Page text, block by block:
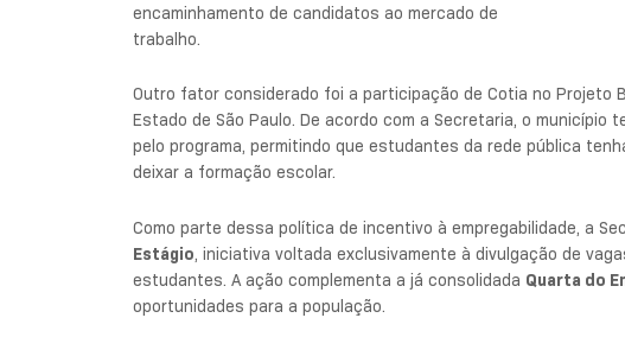
encaminhamento de candidatos ao mercado de
trabalho.
Outro fator considerado foi a participação de Cotia no Projeto
Estado de São Paulo. De acordo com a Secretaria, o
pelo programa, permitindo que estudantes da rede pública
deixar a formação escolar.
Como parte dessa política de incentivo à empregabilidade, a
Estágio, iniciativa voltada exclusivamente à divulgação de
estudantes. A ação complementa a já consolidada Quarta do
oportunidades para a população.